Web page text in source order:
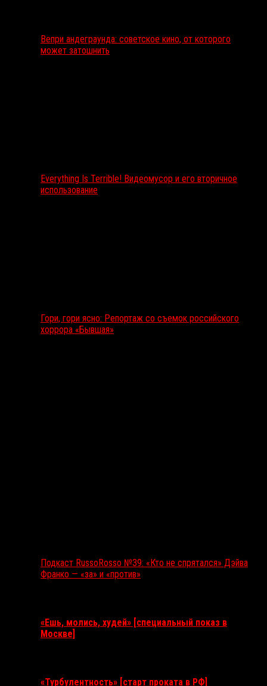
Вепри андеграунда: советское кино, от которого
может затошнить
Everything Is Terrible! Видеомусор и его вторичное
использование
Гори, гори ясно: Репортаж со съемок российского
хоррора «Бывшая»
Подкаст RussoRosso №39: «Кто не спрятался» Дэйва
Франко — «за» и «против»
«Ешь, молись, худей» [специальный показ в
Москве]
«Турбулентность» [старт проката в РФ]